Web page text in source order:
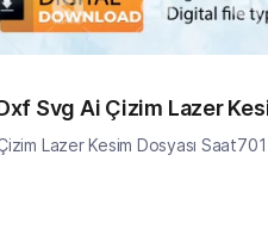
Svg Ai Çizim Lazer
Lazer Kesim Dosyası Saat701